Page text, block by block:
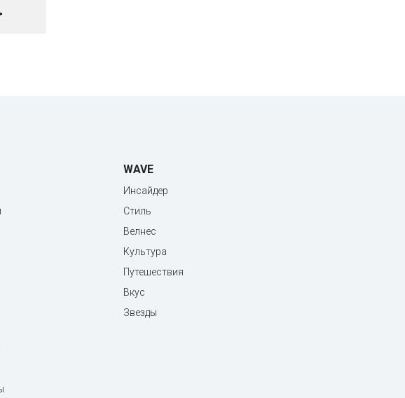
WAVE
Инсайдер
Стиль
Велнес
Культура
Путешествия
Вкус
Звезды